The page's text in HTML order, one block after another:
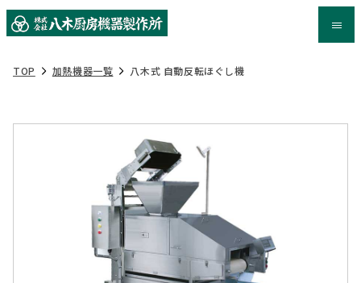
TOP 加熱機器一覧 八木式 自動反転ほぐし機